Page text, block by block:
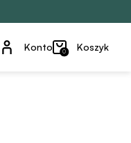
Konto
Konto 0 Koszyk